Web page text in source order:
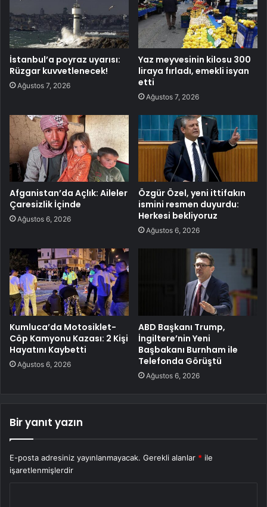
İstanbul’a poyraz uyarısı:
Rüzgar kuvvetlenecek!
Ağustos 7, 2026
Yaz meyvesinin kilosu 300
liraya fırladı, emekli isyan
etti
Ağustos 7, 2026
Afganistan’da Açlık: Aileler
Çaresizlik İçinde
Ağustos 6, 2026
Özgür Özel, yeni ittifakın
ismini resmen duyurdu:
Herkesi bekliyoruz
Ağustos 6, 2026
Kumluca’da Motosiklet-
Cöp Kamyonu Kazası: 2 Kişi
Hayatını Kaybetti
Ağustos 6, 2026
ABD Başkanı Trump,
İngiltere’nin Yeni
Başbakanı Burnham ile
Telefonda Görüştü
Ağustos 6, 2026
Bir yanıt yazın
E-posta adresiniz yayınlanmayacak. Gerekli alanlar * ile
işaretlenmişlerdir